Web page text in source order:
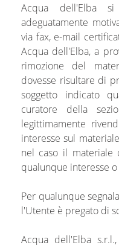
Acqua dell'Elba
adeguatamente
via fax, e-mail
Acqua dell'Elba, a
rimozione del
dovesse risultare di
soggetto indicato
curatore della
legittimamente
interesse sul
nel caso il materiale
qualunque interesse
Per qualunque
l'Utente è pregato di
Acqua dell'Elba